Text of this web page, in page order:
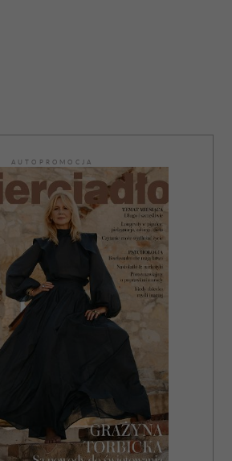
AUTOPROMOCJA